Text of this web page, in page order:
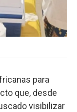
para
que, desde
visibilizar